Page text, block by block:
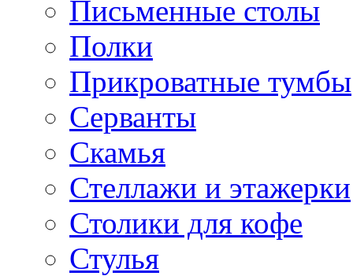
Письменные столы
Полки
Прикроватные тумбы
Серванты
Скамья
Стеллажи и этажерки
Столики для кофе
Стулья